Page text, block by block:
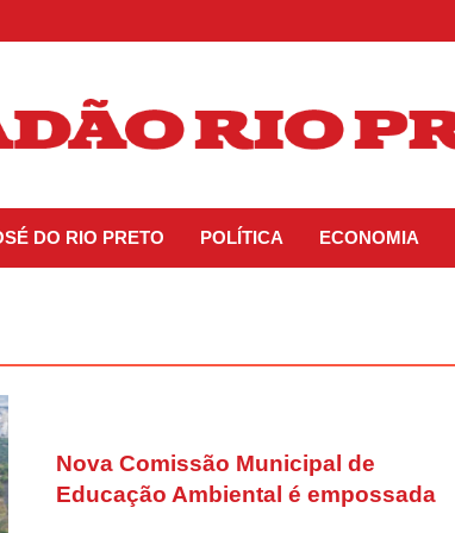
DO RIO PRETO POLÍTICA ECONOMIA
Nova Comissão Municipal de
Educação Ambiental é empossada